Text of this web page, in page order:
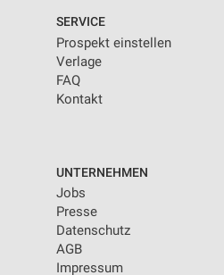
SERVICE
Prospekt einstellen
Verlage
FAQ
Kontakt
UNTERNEHMEN
Jobs
Presse
Datenschutz
AGB
Impressum